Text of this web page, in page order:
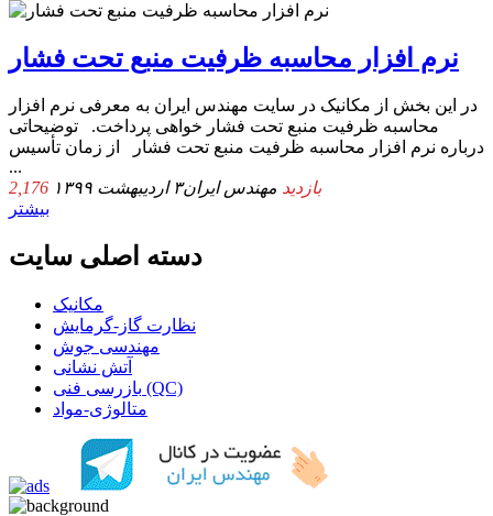
نرم ‌افزار محاسبه ظرفیت منبع تحت فشار
در این بخش از مکانیک در سایت مهندس ایران به معرفی نرم ‌افزار
محاسبه ظرفیت منبع تحت فشار خواهی پرداخت. توضیحاتی
درباره نرم ‌افزار محاسبه ظرفیت منبع تحت فشار از زمان تأسیس
...
2,176 بازدید مهندس ایران۳ اردیبهشت ۱۳۹۹
بیشتر
دسته اصلی سایت
مکانیک
نظارت گاز-گرمایش
مهندسی جوش
آتش نشانی
بازرسی فنی (QC)
متالوژی-مواد